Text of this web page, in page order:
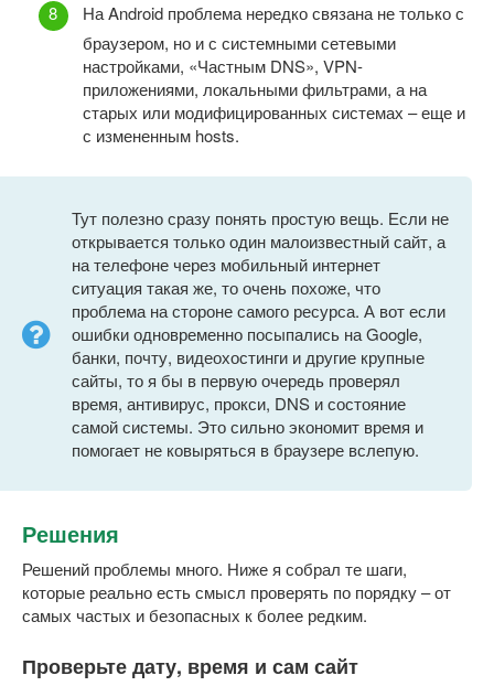
На Android проблема нередко связана не только с
браузером, но и с системными сетевыми
настройками, «Частным DNS», VPN-
приложениями, локальными фильтрами, а на
старых или модифицированных системах – еще и
с измененным hosts.
Тут полезно сразу понять простую вещь. Если не
открывается только один малоизвестный сайт, а
на телефоне через мобильный интернет
ситуация такая же, то очень похоже, что
проблема на стороне самого ресурса. А вот если
ошибки одновременно посыпались на Google,
банки, почту, видеохостинги и другие крупные
сайты, то я бы в первую очередь проверял
время, антивирус, прокси, DNS и состояние
самой системы. Это сильно экономит время и
помогает не ковыряться в браузере вслепую.
Решения
Решений проблемы много. Ниже я собрал те шаги,
которые реально есть смысл проверять по порядку – от
самых частых и безопасных к более редким.
Проверьте дату, время и сам сайт